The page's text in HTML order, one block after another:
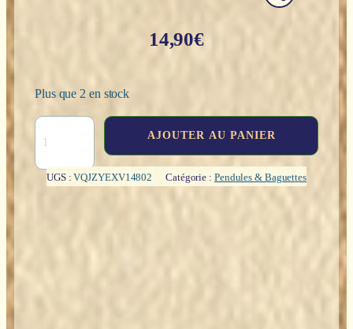
14,90€
Plus que 2 en stock
conique
AJOUTER AU PANIER
UGS :VQJZYEXV14802 Catégorie : Pendules & Baguettes